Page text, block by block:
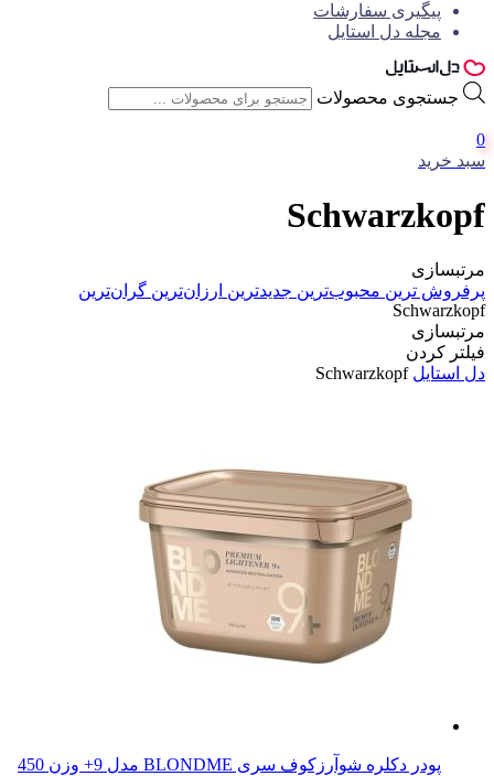
پیگیری سفارشات
مجله دل استایل
جستجوی محصولات
0
سبد خرید
Schwarzkopf
مرتبسازی
پرفروش ترین محبوب‌ترین جدیدترین ارزان‌ترین گران‌ترین
Schwarzkopf
مرتبسازی
فیلتر کردن
دل استایل Schwarzkopf
پودر دکلره شوآرزکوف سری BLONDME مدل 9+ وزن 450